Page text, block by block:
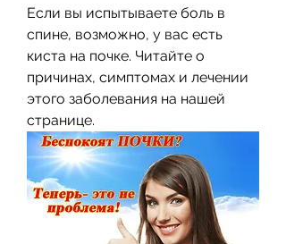
Если вы испытываете боль в
спине, возможно, у вас есть
киста на почке. Читайте о
причинах, симптомах и лечении
этого заболевания на нашей
странице.